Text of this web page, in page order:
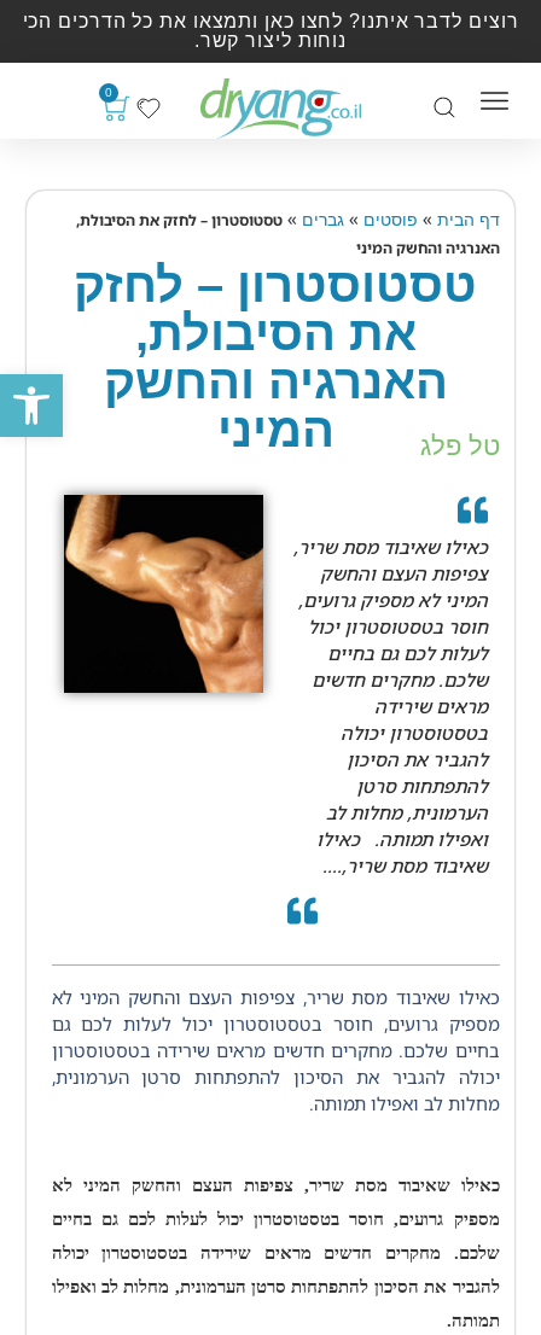
פתח
רוצים לדבר איתנו? לחצו כאן ותמצאו את כל הדרכים הכי
נוחות ליצור קשר.
0
דף הבית » פוסטים »גברים »טסטוסטרון – לחזק את הסיבולת,
האנרגיה והחשק המיני
טסטוסטרון – לחזק
את הסיבולת,
האנרגיה והחשק
המיני
טל פלג
כאילו שאיבוד מסת שריר,
צפיפות העצם והחשק
המיני לא מספיק גרועים,
חוסר בטסטוסטרון יכול
לעלות לכם גם בחיים
שלכם. מחקרים חדשים
מראים שירידה
בטסטוסטרון יכולה
להגביר את הסיכון
להתפתחות סרטן
הערמונית, מחלות לב
ואפילו תמותה. כאילו
שאיבוד מסת שריר,....
כאילו שאיבוד מסת שריר, צפיפות העצם והחשק המיני לא
מספיק גרועים, חוסר בטסטוסטרון יכול לעלות לכם גם
בחיים שלכם. מחקרים חדשים מראים שירידה בטסטוסטרון
יכולה להגביר את הסיכון להתפתחות סרטן הערמונית,
מחלות לב ואפילו תמותה.
כאילו שאיבוד מסת שריר, צפיפות העצם והחשק המיני לא
מספיק גרועים, חוסר בטסטוסטרון יכול לעלות לכם גם בחיים
שלכם. מחקרים חדשים מראים שירידה בטסטוסטרון יכולה
להגביר את הסיכון להתפתחות סרטן הערמונית, מחלות לב ואפילו
תמותה.